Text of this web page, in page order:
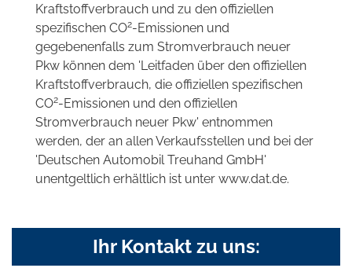
Kraftstoffverbrauch und zu den offiziellen
spezifischen CO2-Emissionen und
gegebenenfalls zum Stromverbrauch neuer
Pkw können dem 'Leitfaden über den offiziellen
Kraftstoffverbrauch, die offiziellen spezifischen
CO2-Emissionen und den offiziellen
Stromverbrauch neuer Pkw' entnommen
werden, der an allen Verkaufsstellen und bei der
'Deutschen Automobil Treuhand GmbH'
unentgeltlich erhältlich ist unter www.dat.de.
Ihr Kontakt zu uns: